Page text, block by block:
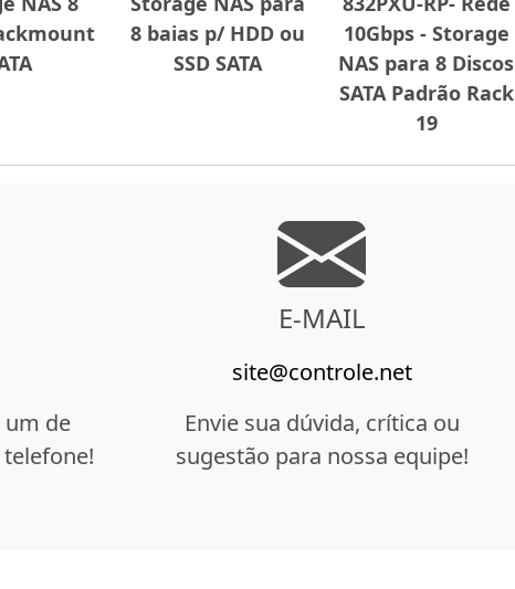
8 baias p/ HDD ou
SSD SATA
10Gbps - Storage
NAS para 8 Discos
SATA Padrão Rack
19
um de
E-MAIL
site@controle.net
Envie sua dúvida, crítica ou
sugestão para nossa equipe!